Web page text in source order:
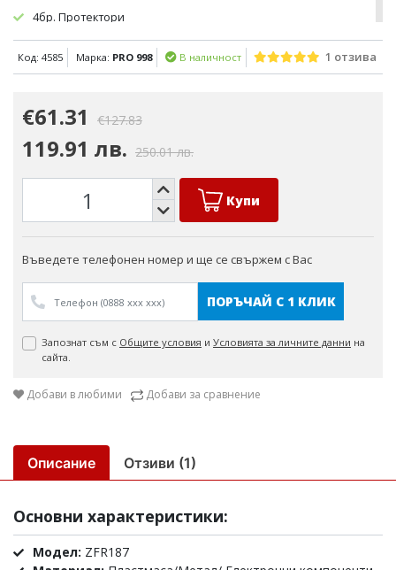
4бр. Протектори
1бр. Ръководство за Потребителя
1бр. Чанта за Съхранение
Код: 4585 Марка: PRO 998 В наличност 1 отзива
€61.31 €127.83
119.91 лв. 250.01 лв.
Купи
Въведете телефонен номер и ще се свържем с Вас
ПОРЪЧАЙ С 1 КЛИК
Запознат съм с Общите условия и Условията за личните данни на
сайта.
Добави в любими Добави за сравнение
Описание Отзиви (1)
Основни характеристики:
Модел: ZFR187